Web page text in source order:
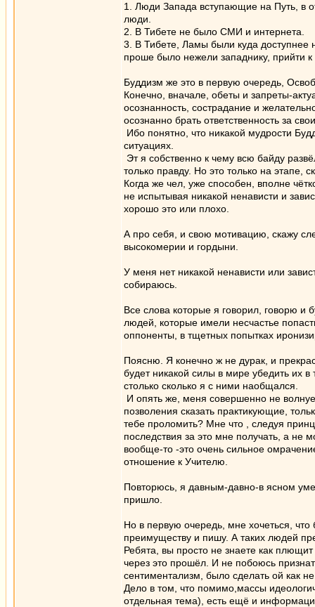
1. Люди Запада вступающие на Путь, в
люди.
2. В Тибете не было СМИ и интернета.
3. В Тибете, Ламы были куда доступнее
проше было нежели западнику, прийти
Буддизм же это в первую очередь,
Конечно, вначале, обеты и запреты-
осознанность, сострадание и
осознанно брать ответственность за
Ибо понятно, что никакой мудрости
ситуациях.
Эт я собственно к чему всю байду
только правду. Но это только на этапе,
Когда же чел, уже способен, вполне
не испытывая никакой ненависти и
хорошо это или плохо.
А про себя, и свою мотивацию, скажу
высокомерии и гордыни.
У меня нет никакой ненависти или
собираюсь.
Все слова которые я говорил, говорю и
людей, которые имели несчастье
оппоненты, в тщетных попытках
Поясню. Я конечно ж не дурак, и
будет никакой силы в мире убедить их
столько сколько я с ними наобщался.
И опять же, меня совершенно не
позволения сказать практикующие,
тебе проломить? Мне что , следуя
последствия за это мне получать, а не
вообще-то -это очень сильное
отношение к Учителю.
Повторюсь, я давным-давно-в ясном
пришло.
Но в первую очередь, мне хочеться,
преимуществу и пишу. А таких людей
Ребята, вы просто не знаете как
через это прошёл. И не побоюсь
сентиментализм, было сделать ой как
Дело в том, что помимо,массы
отдельная тема), есть ещё и